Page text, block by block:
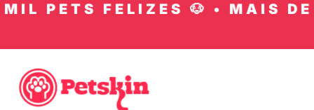
PETS FELIZES 🐶 • MAIS DE